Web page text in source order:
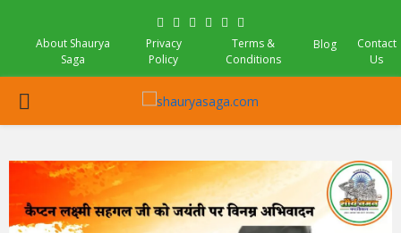
Facebook
TwitterInstagram
Pinterest
Linkedin
About Shaurya
Saga
Privacy
Policy
Terms &
Conditions
Blog
Contact
Us
PRIMARY